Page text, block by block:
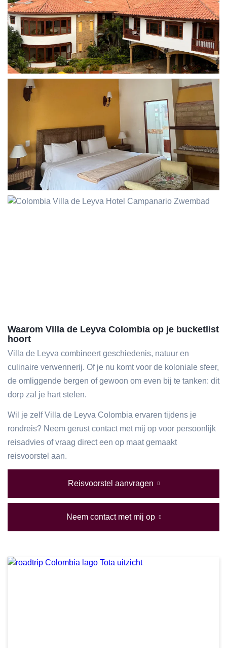
Waarom Villa de Leyva Colombia op je bucketlist
hoort
Villa de Leyva combineert geschiedenis, natuur en
culinaire verwennerij. Of je nu komt voor de koloniale sfeer,
de omliggende bergen of gewoon om even bij te tanken: dit
dorp zal je hart stelen.
Wil je zelf Villa de Leyva Colombia ervaren tijdens je
rondreis? Neem gerust contact met mij op voor persoonlijk
reisadvies of vraag direct een op maat gemaakt
reisvoorstel aan.
Reisvoorstel aanvragen
Neem contact met mij op